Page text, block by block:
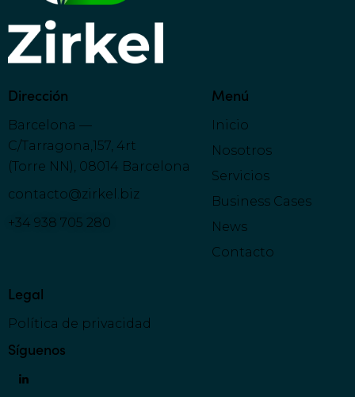
Dirección
Barcelona —
C/Tarragona,157, 4rt
(Torre NN), 08014 Barcelona
contacto@zirkel.biz
+34 938 705 280
Menú
Inicio
Nosotros
Servicios
Business Cases
News
Contacto
Legal
Política de privacidad
Síguenos